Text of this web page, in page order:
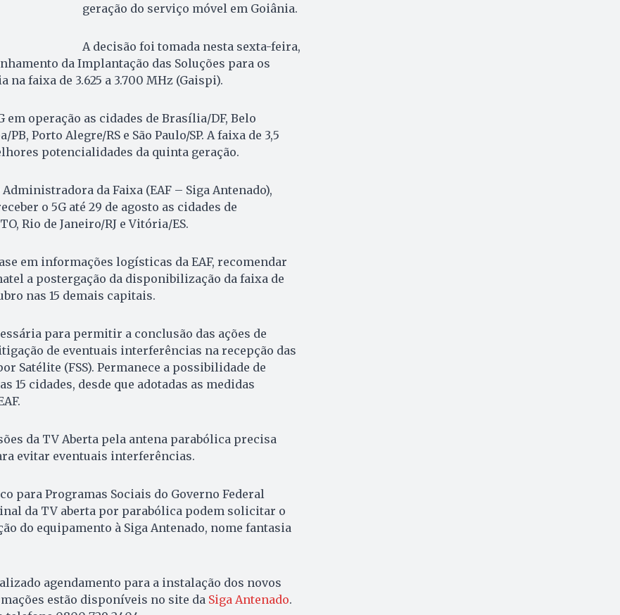
geração do serviço móvel em Goiânia.
A decisão foi tomada nesta sexta-feira,
da Implantação das Soluções para os
faixa de 3.625 a 3.700 MHz (Gaispi).
em operação as cidades de Brasília/DF, Belo
Porto Alegre/RS e São Paulo/SP. A faixa de 3,5
potencialidades da quinta geração.
da Faixa (EAF – Siga Antenado),
o 5G até 29 de agosto as cidades de
Rio de Janeiro/RJ e Vitória/ES.
em informações logísticas da EAF, recomendar
a postergação da disponibilização da faixa de
nas 15 demais capitais.
para permitir a conclusão das ações de
de eventuais interferências na recepção das
Satélite (FSS). Permanece a possibilidade de
15 cidades, desde que adotadas as medidas
da TV Aberta pela antena parabólica precisa
evitar eventuais interferências.
para Programas Sociais do Governo Federal
da TV aberta por parabólica podem solicitar o
do equipamento à Siga Antenado, nome fantasia
agendamento para a instalação dos novos
estão disponíveis no site da Siga Antenado.